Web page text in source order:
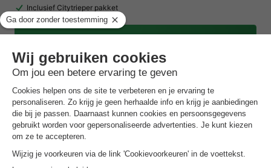
Inclusief Citytrieper pakket